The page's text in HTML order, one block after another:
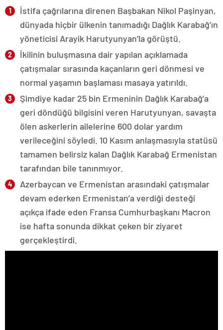
İstifa çağrılarına direnen Başbakan Nikol Paşinyan,
dünyada hiçbir ülkenin tanımadığı Dağlık Karabağ’ın
yöneticisi Arayik Harutyunyan’la görüştü.
İkilinin buluşmasına dair yapılan açıklamada
çatışmalar sırasında kaçanların geri dönmesi ve
normal yaşamın başlaması masaya yatırıldı.
Şimdiye kadar 25 bin Ermeninin Dağlık Karabağ’a
geri döndüğü bilgisini veren Harutyunyan, savaşta
ölen askerlerin ailelerine 600 dolar yardım
verileceğini söyledi. 10 Kasım anlaşmasıyla statüsü
tamamen belirsiz kalan Dağlık Karabağ Ermenistan
tarafından bile tanınmıyor.
Azerbaycan ve Ermenistan arasındaki çatışmalar
devam ederken Ermenistan’a verdiği desteği
açıkça ifade eden Fransa Cumhurbaşkanı Macron
ise hafta sonunda dikkat çeken bir ziyaret
gerçekleştirdi.